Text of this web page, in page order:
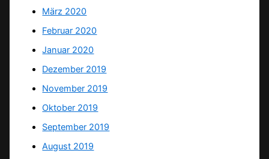
März 2020
Februar 2020
Januar 2020
Dezember 2019
November 2019
Oktober 2019
September 2019
August 2019